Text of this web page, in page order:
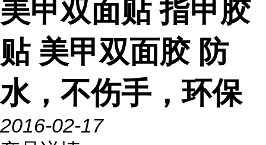
美甲双面贴 指甲胶
贴 美甲双面胶 防
水，不伤手，环保
2016-02-17